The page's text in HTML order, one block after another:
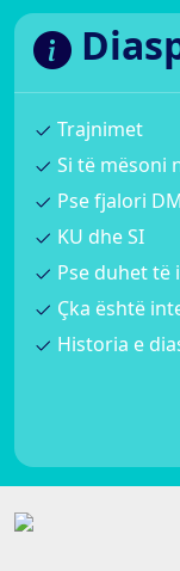
Trajnimet
Si të mësoni
Pse fjalori
KU dhe SI
Pse duhet
Çka është
Historia e